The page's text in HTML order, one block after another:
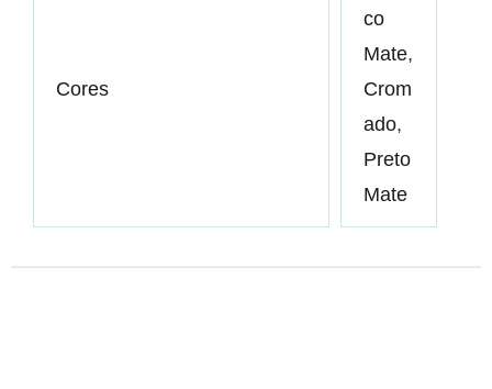
Cores
co
Mate,
Crom
ado,
Preto
Mate